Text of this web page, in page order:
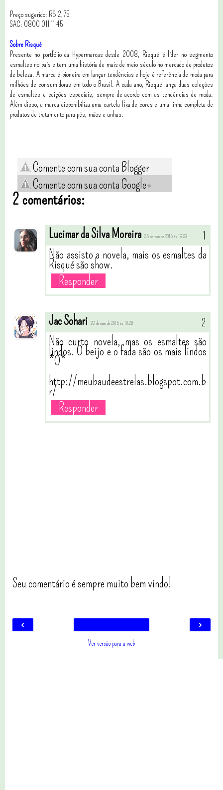
Preço sugerido: R$ 2,75
SAC: 0800 011 11 45
Sobre Risqué
Presente no portfólio da Hypermarcas desde 2008, Risqué é líder no segmento
esmaltes no país e tem uma história de mais de meio século no mercado de produtos
de beleza. A marca é pioneira em lançar tendências e hoje é referência de moda para
milhões de consumidoras em todo o Brasil. A cada ano, Risqué lança duas coleções
de esmaltes e edições especiais, sempre de acordo com as tendências de moda.
Além disso, a marca disponibiliza uma cartela fixa de cores e uma linha completa de
produtos de tratamento para pés, mãos e unhas.
Comente com sua conta Blogger
Comente com sua conta Google+
2 comentários:
Lucimar da Silva Moreira 25 de maio de 2015 às 16:23
Não assisto a novela, mais os esmaltes da
Risqué são show.
Responder
Jac Sohari 26 de maio de 2015 às 10:28
Não curto novela, mas os esmaltes são
lindos. O beijo e o fada são os mais lindos
*O*
http://meubaudeestrelas.blogspot.com.b
r/
Responder
Seu comentário é sempre muito bem vindo!
‹ ›
Ver versão para a web